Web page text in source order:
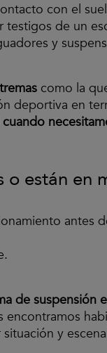
con el
testigos de un
y
como la
deportiva en
están en
antes
de suspensión
encontramos
y